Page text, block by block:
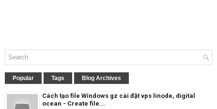
Popular Tags Blog Archives
Cách tạo file Windows gz cài đặt vps linode, digital
ocean - Create file...